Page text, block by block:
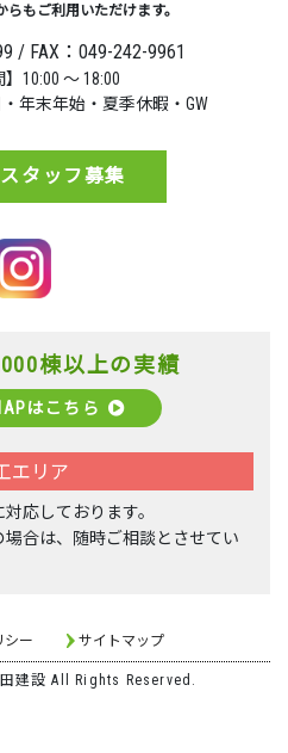
もご利用いただけます。
/ FAX：049-242-9961
】10:00 ～ 18:00
年末年始・夏季休暇・GW
タッフ募集
棟以上の実績
はこちら
エリア
応しております。
合は、随時ご相談とさせてい
シー サイトマップ
建設 All Rights Reserved.